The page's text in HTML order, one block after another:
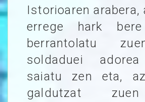
Istorioaren arabera,
errege hark
berrantolatu
soldaduei
saiatu zen eta,
galdutzat